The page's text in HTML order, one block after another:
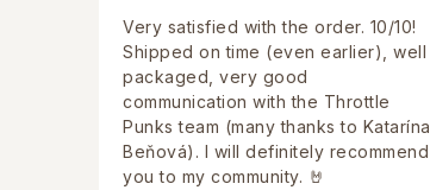
Very satisfied with the order. 10/10!
Shipped on time (even earlier), well
packaged, very good
communication with the Throttle
Punks team (many thanks to Katarína
Beňová). I will definitely recommend
you to my community. 🤘